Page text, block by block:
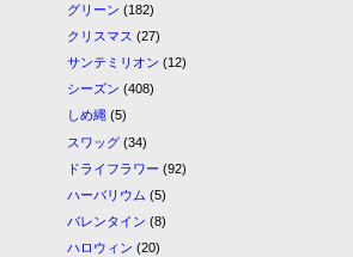
グリーン (182)
クリスマス (27)
サンテミリオン (12)
シーズン (408)
しめ縄 (5)
スワッグ (34)
ドライフラワー (92)
ハーバリウム (5)
バレンタイン (8)
ハロウィン (20)